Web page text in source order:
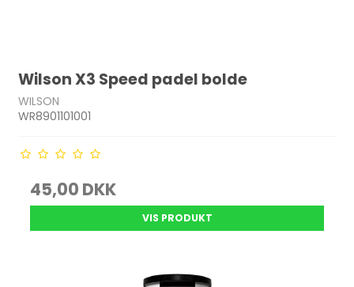
Wilson X3 Speed padel bolde
WILSON
WR8901101001
45,00 DKK
VIS PRODUKT